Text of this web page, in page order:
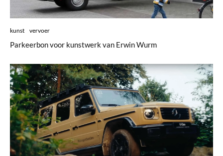
kunst vervoer
Parkeerbon voor kunstwerk van Erwin Wurm